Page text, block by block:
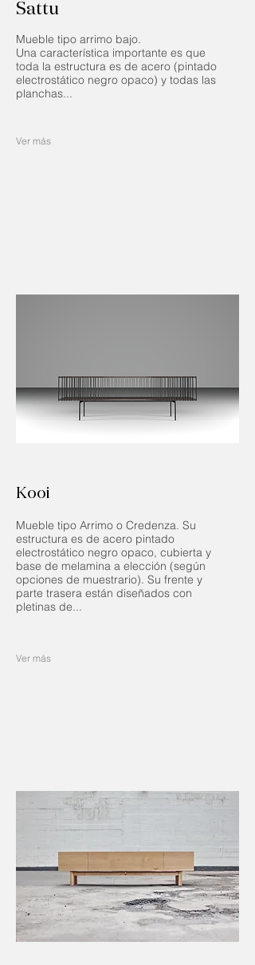
Sattu
Mueble tipo arrimo bajo.
Una característica importante es que
toda la estructura es de acero (pintado
electrostático negro opaco) y todas las
planchas...
Ver más
Kooi
Mueble tipo Arrimo o Credenza. Su
estructura es de acero pintado
electrostático negro opaco, cubierta y
base de melamina a elección (según
opciones de muestrario). Su frente y
parte trasera están diseñados con
pletinas de...
Ver más